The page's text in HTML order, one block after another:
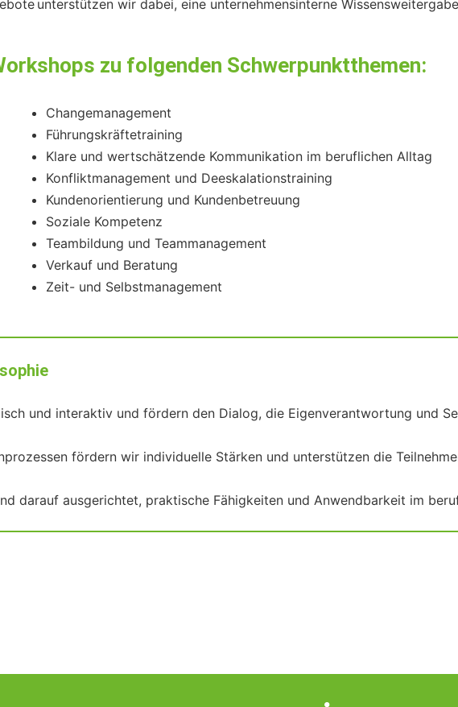
unterstützen wir dabei, eine unternehmensinterne
zu folgenden Schwerpunktthemen:
Changemanagement
Führungskräftetraining
Klare und wertschätzende Kommunikation im beruflichen Alltag
Konfliktmanagement und Deeskalationstraining
Kundenorientierung und Kundenbetreuung
Soziale Kompetenz
Teambildung und Teammanagement
Verkauf und Beratung
Zeit- und Selbstmanagement
und interaktiv und fördern den Dialog, die Eigenverantwortung und
fördern wir individuelle Stärken und unterstützen die
darauf ausgerichtet, praktische Fähigkeiten und Anwendbarkeit im